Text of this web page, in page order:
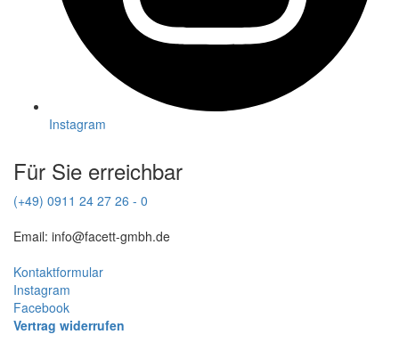
Instagram
Für Sie erreichbar
(+49) 0911 24 27 26 - 0
Email: info@facett-gmbh.de
Kontaktformular
Instagram
Facebook
Vertrag widerrufen